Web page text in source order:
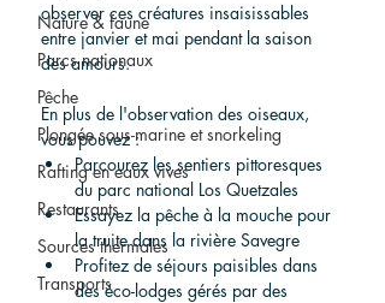
Nature & faune
Parcs nationaux
Pêche
Plongée sous-marine et snorkeling
Rafting en eaux vives
Restaurants
Sources thermales
Transports
observer ces créatures insaisissables
entre janvier et mai pendant la saison
des amours.
En plus de l'observation des oiseaux,
vous pouvez :
Parcourez les sentiers pittoresques
du parc national Los Quetzales
Essayez la pêche à la mouche pour
la truite dans la rivière Savegre
Profitez de séjours paisibles dans
des éco-lodges gérés par des